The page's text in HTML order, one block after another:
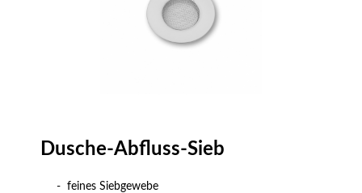
Dusche-Abfluss-Sieb
- feines Siebgewebe